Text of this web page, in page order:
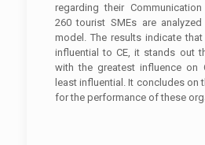
regarding their Communication
260 tourist SMEs are
model. The results indicate
influential to CE, it stands out
with the greatest influence on
least influential. It concludes on
for the performance of these